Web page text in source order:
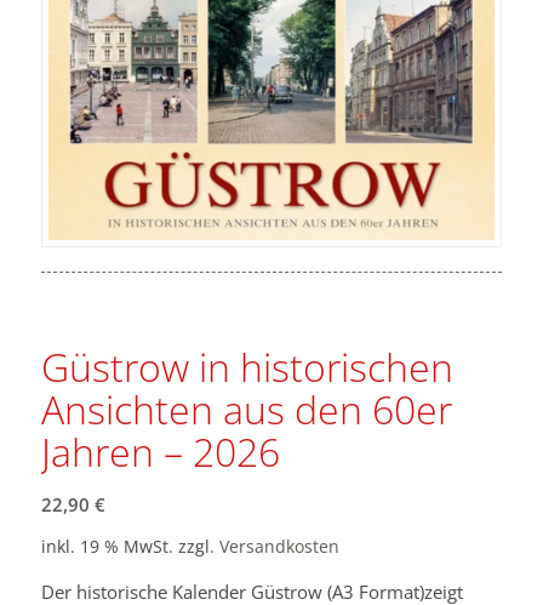
Güstrow in historischen
Ansichten aus den 60er
Jahren – 2026
22,90 €
inkl. 19 % MwSt. zzgl. Versandkosten
Der historische Kalender Güstrow (A3 Format)zeigt